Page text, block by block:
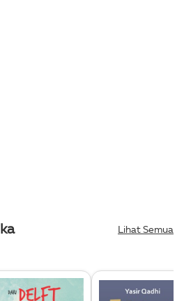
Lihat Semua